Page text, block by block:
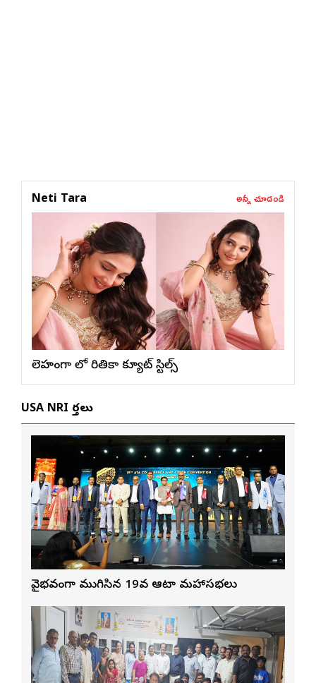
Neti Tara అన్నీ చూడండి
లెహంగా లో రితికా క్యూట్ స్టిల్స్
USA NRI వార్తలు
వైభవంగా ముగిసిన 19వ ఆటా మహాసభలు